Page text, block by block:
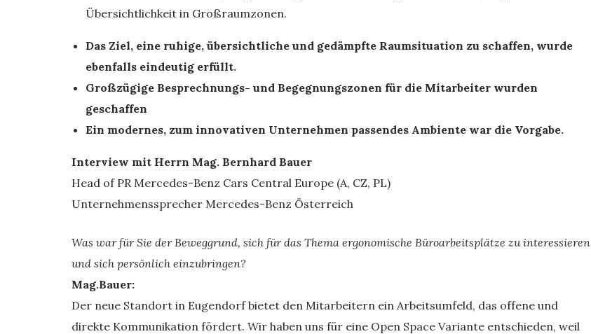
Übersichtlichkeit in Großraumzonen.
Das Ziel, eine ruhige, übersichtliche und gedämpfte Raumsituation zu schaffen, wurde
ebenfalls eindeutig erfüllt.
Großzügige Besprechnungs- und Begegnungszonen für die Mitarbeiter wurden
geschaffen
Ein modernes, zum innovativen Unternehmen passendes Ambiente war die Vorgabe.
Interview mit Herrn Mag. Bernhard Bauer
Head of PR Mercedes-Benz Cars Central Europe (A, CZ, PL)
Unternehmenssprecher Mercedes-Benz Österreich
Was war für Sie der Beweggrund, sich für das Thema ergonomische Büroarbeitsplätze zu interessieren
und sich persönlich einzubringen?
Mag.Bauer:
Der neue Standort in Eugendorf bietet den Mitarbeitern ein Arbeitsumfeld, das offene und
direkte Kommunikation fördert. Wir haben uns für eine Open Space Variante entschieden, weil